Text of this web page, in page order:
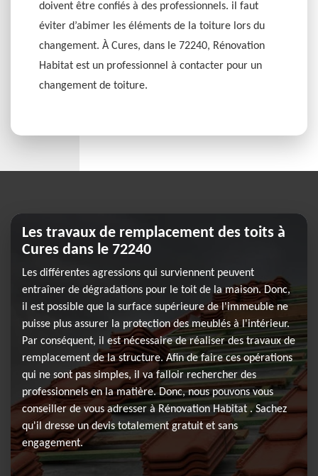
doivent être confiés à des professionnels. il faut
éviter d’abimer les éléments de la toiture lors du
changement. À Cures, dans le 72240, Rénovation
Habitat est un professionnel à contacter pour un
changement de toiture.
Les travaux de remplacement des toits à
Cures dans le 72240
Les différentes agressions qui surviennent peuvent
entraîner de dégradations pour le toit de la maison. Donc,
il est possible que la surface supérieure de l'immeuble ne
puisse plus assurer la protection des meublés à l'intérieur.
Par conséquent, il est nécessaire de réaliser des travaux de
remplacement de la structure. Afin de faire ces opérations
qui ne sont pas simples, il va falloir rechercher des
professionnels en la matière. Donc, nous pouvons vous
conseiller de vous adresser à Rénovation Habitat . Sachez
qu'il dresse un devis totalement gratuit et sans
engagement.